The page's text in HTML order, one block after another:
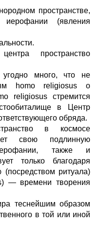
пространстве,
(явления
пространство
много, что не
homo religiosus о
religiosus стремится
в Центр
обряда.
в космосе
свою подлинную
также и
только благодаря
ритуала)
— времени творения
теснейшим образом
в той или иной